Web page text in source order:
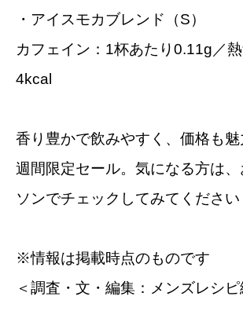
・アイスモカブレンド（S）
カフェイン：1杯あたり0.11g／
4kcal
香り豊かで飲みやすく、価格も
週間限定セール。気になる方は
ソンでチェックしてみてください
※情報は掲載時点のものです
＜調査・文・編集：メンズレシピ